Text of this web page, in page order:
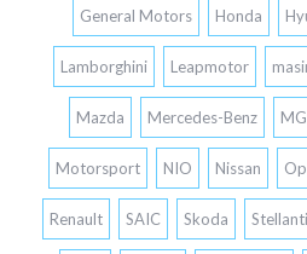
General Motors Honda
Lamborghini Leapmotor
Mazda Mercedes-Benz MG
Motorsport NIO Nissan
Renault SAIC Skoda